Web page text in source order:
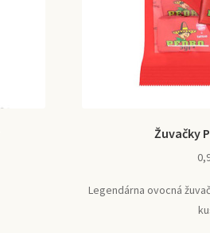
Žuvačky
Legendárna ovocná